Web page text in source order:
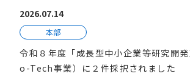
2026.07.14
本部
令和８年度「成長型中小企業等研究開
o-Tech事業）に２件採択されました